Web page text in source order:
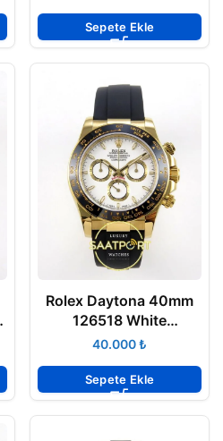
Sepete Ekle
Rolex Daytona 40mm
126518 White
Oysterflex ZF Factory
₺
Sepete Ekle